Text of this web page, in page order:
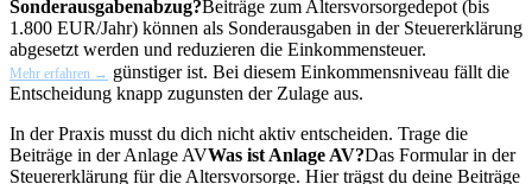
Sonderausgabenabzug?Beiträge zum Altersvorsorgedepot (bis
1.800 EUR/Jahr) können als Sonderausgaben in der Steuererklärung
abgesetzt werden und reduzieren die Einkommensteuer.
Mehr erfahren → günstiger ist. Bei diesem Einkommensniveau fällt die
Entscheidung knapp zugunsten der Zulage aus.
In der Praxis musst du dich nicht aktiv entscheiden. Trage die
Beiträge in derAnlage AVWas ist Anlage AV?Das Formular in der
Steuererklärung für die Altersvorsorge. Hier trägst du deine Beiträge